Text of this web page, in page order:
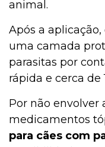
animal.
Após a
uma camada
parasitas por
rápida e cerca de
Por não envolver
medicamentos
para cães com